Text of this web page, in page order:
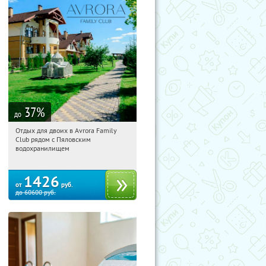
до 37%
04:07:58 Купили:
Московская обл., Мытищинский р-н,
Отдых для двоих в Avrora Family
Club рядом с Пяловским
водохранилищем
от 1426 руб.
до60600руб.